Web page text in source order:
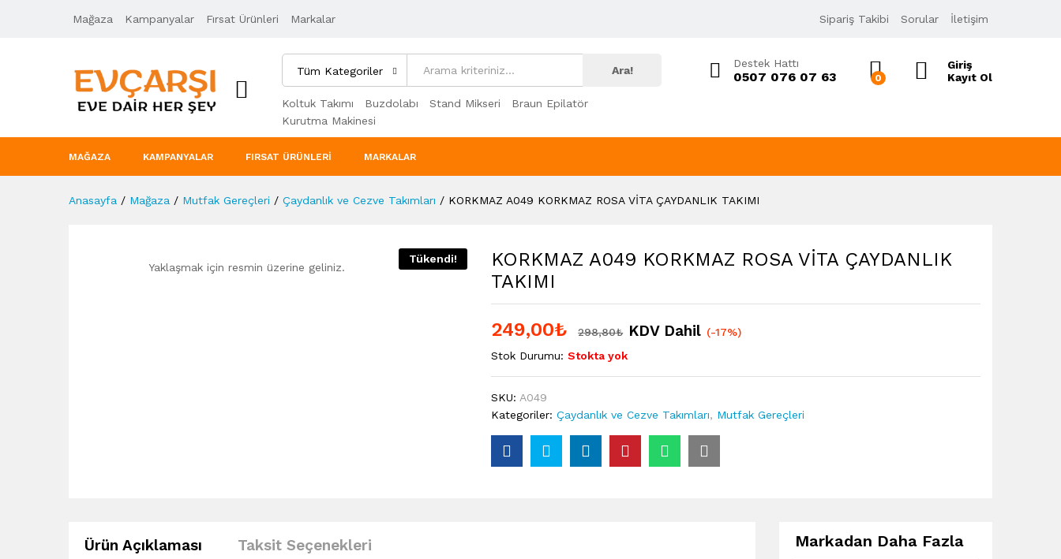
Mağaza Kampanyalar Fırsat Ürünleri Markalar Sipariş Takibi Sorular İletişim
Tüm Kategoriler Ara!
Koltuk Takımı Buzdolabı Stand Mikseri
Braun Epilatör
Kurutma Makinesi
Destek Hattı
0507 076 07 63 0
Giriş
Kayıt Ol
MAĞAZA KAMPANYALAR FIRSAT ÜRÜNLERI MARKALAR
Anasayfa / Mağaza / Mutfak Gereçleri / Çaydanlık ve Cezve Takımları / KORKMAZ A049 KORKMAZ ROSA VİTA ÇAYDANLIK TAKIMI
Tükendi!
Yaklaşmak için resmin üzerine geliniz.
KORKMAZ A049 KORKMAZ ROSA VİTA ÇAYDANLIK
TAKIMI
249,00₺ 298,80₺ KDV Dahil (-17%)
Stok Durumu: Stokta yok
SKU: A049
Kategoriler:Çaydanlık ve Cezve Takımları, Mutfak Gereçleri
Ürün Açıklaması Taksit Seçenekleri Markadan Daha Fazla
Ürün Açıklaması Taksit Seçenekleri 298,80